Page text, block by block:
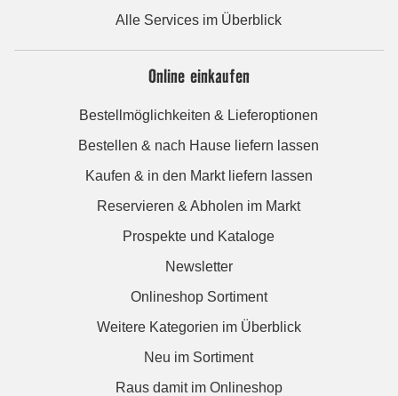
Alle Services im Überblick
Online einkaufen
Bestellmöglichkeiten & Lieferoptionen
Bestellen & nach Hause liefern lassen
Kaufen & in den Markt liefern lassen
Reservieren & Abholen im Markt
Prospekte und Kataloge
Newsletter
Onlineshop Sortiment
Weitere Kategorien im Überblick
Neu im Sortiment
Raus damit im Onlineshop